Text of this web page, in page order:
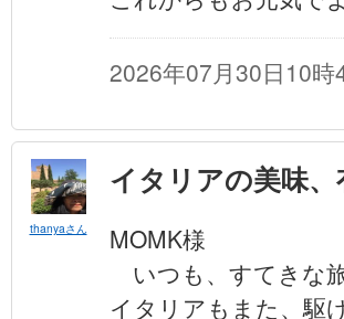
2026年07月30日10時
thanyaさん
イタリアの美味
MOMK様
いつも、すてきな
イタリアもまた、駆